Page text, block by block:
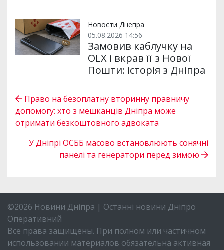
Новости Днепра
05.08.2026 14:56
Замовив каблучку на
OLX і вкрав її з Нової
Пошти: історія з Дніпра
Право на безоплатну вторинну правничу
допомогу: хто з мешканців Дніпра може
отримати безкоштовного адвоката
У Дніпрі ОСББ масово встановлюють сонячні
панелі та генератори перед зимою
©2026 Новини Дніпра | Останні новини Дніпро
Оперативний
Все права защищены. При полном или частичном
использовании материалов обязательна активная